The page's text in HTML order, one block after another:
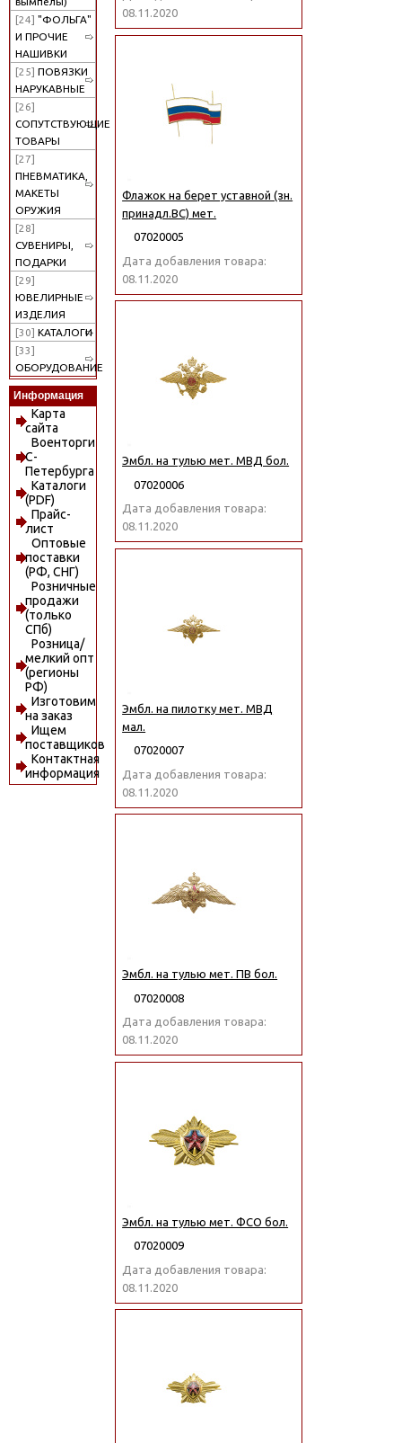
[24] "ФОЛЬГА"
И ПРОЧИЕ
НАШИВКИ
[25] ПОВЯЗКИ
НАРУКАВНЫЕ
[26]
СОПУТСТВУЮЩИЕ
ТОВАРЫ
[27]
ПНЕВМАТИКА,
МАКЕТЫ
ОРУЖИЯ
[28]
СУВЕНИРЫ,
ПОДАРКИ
[29]
ЮВЕЛИРНЫЕ
ИЗДЕЛИЯ
[30] КАТАЛОГИ
[33]
ОБОРУДОВАНИЕ
Информация
Карта
сайта
Военторги
С-
Петербурга
Каталоги
(PDF)
Прайс-
лист
Оптовые
поставки
(РФ, СНГ)
Розничные
продажи
(только
СПб)
Розница/
мелкий опт
(регионы
РФ)
Изготовим
на заказ
Ищем
поставщиков
Контактная
информация
08.11.2020
Флажок на берет уставной (зн.
принадл.ВС) мет.
07020005
Дата добавления товара:
08.11.2020
Эмбл. на тулью мет. МВД бол.
07020006
Дата добавления товара:
08.11.2020
Эмбл. на пилотку мет. МВД
мал.
07020007
Дата добавления товара:
08.11.2020
Эмбл. на тулью мет. ПВ бол.
07020008
Дата добавления товара:
08.11.2020
Эмбл. на тулью мет. ФСО бол.
07020009
Дата добавления товара:
08.11.2020